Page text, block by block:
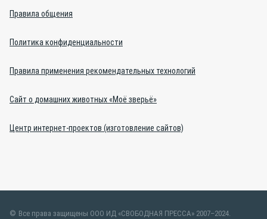
Правила общения
Политика конфиденциальности
Правила применения рекомендательных технологий
Сайт о домашних животных «Моё зверьё»
Центр интернет-проектов (изготовление сайтов)
Все права защищены ООО ИД «СВОБОДНАЯ ПРЕССА» 2007–2024.